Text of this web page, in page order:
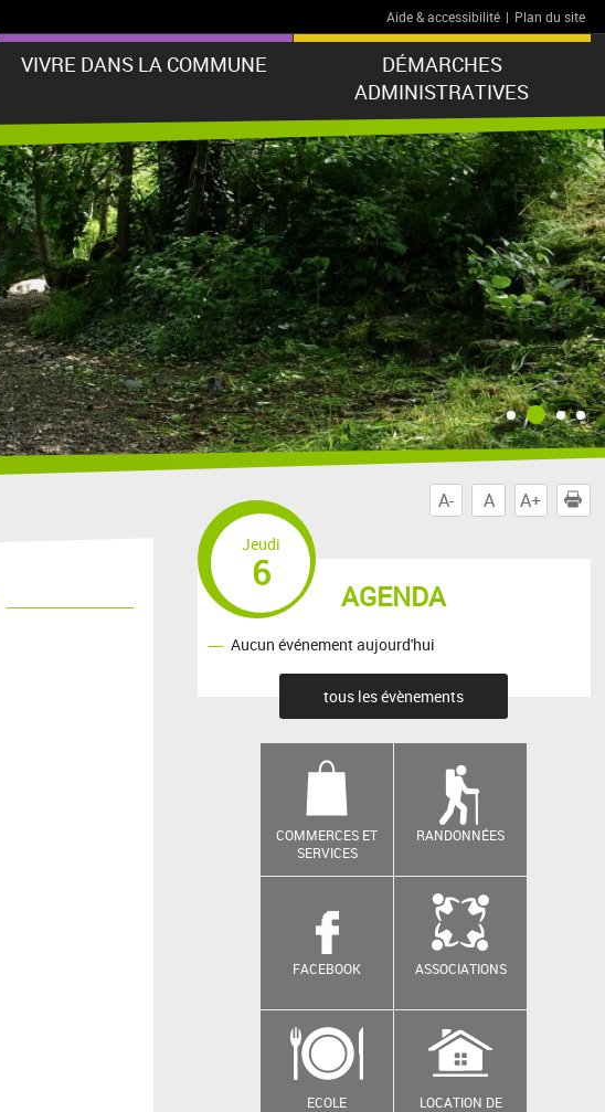
Aide & accessibilité | Plan du site
VIVRE DANS LA COMMUNE
DÉMARCHES
ADMINISTRATIVES
A- A A+
AGENDA
Jeudi
6
Aucun événement aujourd'hui
tous les évènements
COMMERCES ET
SERVICES
RANDONNÉES
FACEBOOK ASSOCIATIONS
ECOLE
LOCATION DE